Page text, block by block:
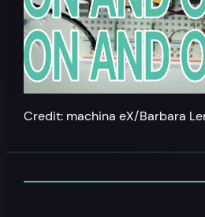
Credit: machina eX/Barbara